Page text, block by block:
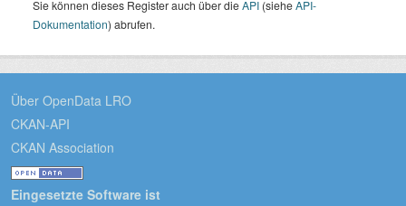
Sie können dieses Register auch über dieAPI (sieheAPI-
Dokumentation) abrufen.
Über OpenData LRO
CKAN-API
CKAN Association
Eingesetzte Software ist